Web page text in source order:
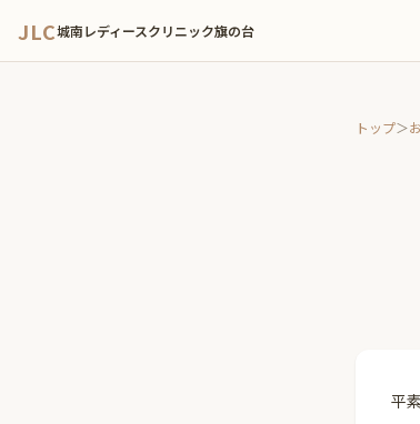
JLC城南レディースクリニック旗の台
トップ＞
平